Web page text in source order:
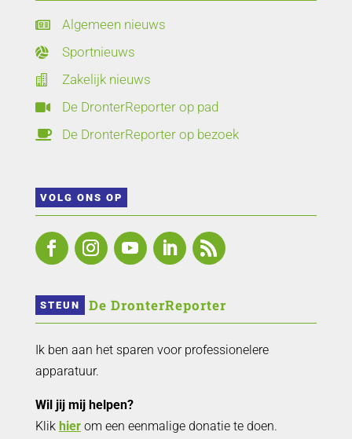
 Algemeen nieuws
 Sportnieuws
 Zakelijk nieuws
 De DronterReporter op pad
 De DronterReporter op bezoek
VOLG ONS OP
STEUN De DronterReporter
Ik ben aan het sparen voor professionelere
apparatuur.
Wil jij mij helpen?
Klik hierom een eenmalige donatie te doen.